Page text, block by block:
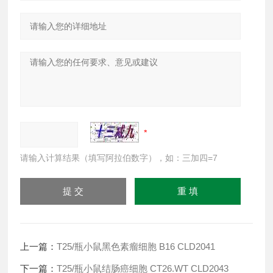
请输入计算结果（填写阿拉伯数字），如：三加四=7
上一篇：T25/瓶小鼠黑色素瘤细胞 B16 CLD2041
下一篇：T25/瓶小鼠结肠癌细胞 CT26.WT CLD2043